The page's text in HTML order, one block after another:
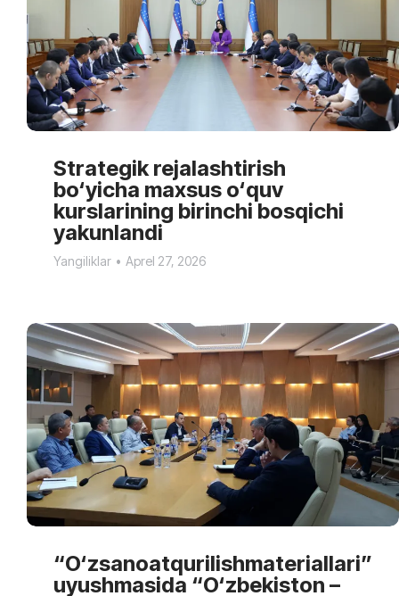
Strategik rejalashtirish
bo‘yicha maxsus o‘quv
kurslarining birinchi bosqichi
yakunlandi
Yangiliklar Aprel 27, 2026
“O‘zsanoatqurilishmateriallari”
uyushmasida “O‘zbekiston –